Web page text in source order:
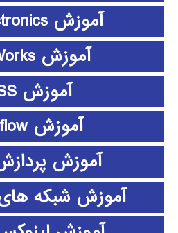
آموزش SimElectronics
آموزش SolidWorks
آموزش SPSS
آموزش stateflow
آموزش
آموزش شبکه های